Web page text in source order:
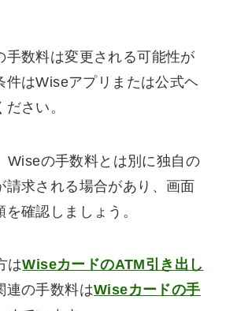
手数料は変更される可能性が
件はWiseアプリまたは公式ヘ
さい。
Wiseの手数料とは別に独自の
請求される場合があり、画面
確認しましょう。
はWiseカードのATM引き出し
連の手数料はWiseカードの手